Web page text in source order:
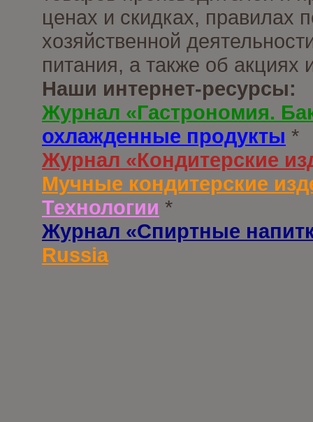
ценах и скидках, правилах
хозяйственной
питания, а также об
Наши интернет-ресурсы:
Журнал «Гастрономия.
охлажденные продукты *
Журнал «Кондитерские
Мучные кондитерские
Технологии *
Журнал «Спиртные
Russia